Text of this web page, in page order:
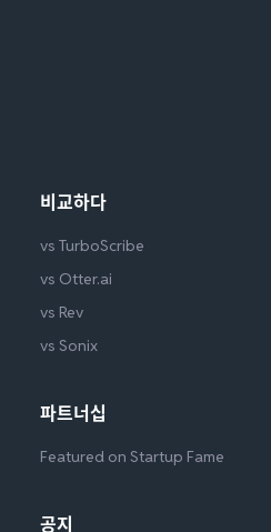
비교하다
vs TurboScribe
vs Otter.ai
vs Rev
vs Sonix
파트너십
Featured on Startup Fame
공지